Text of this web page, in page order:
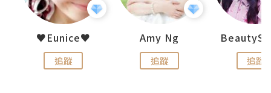
♥Eunice♥
追蹤
Amy Ng
追蹤 追蹤